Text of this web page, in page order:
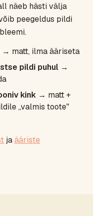
näeb hästi välja
peegeldus pildi
→ matt, ilma ääriseta
pildi puhul →
kink → matt +
„valmis toote"
jaääriste